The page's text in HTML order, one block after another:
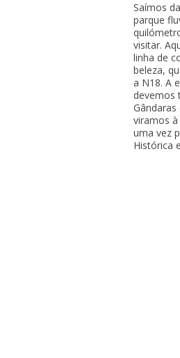
Saímos
parque
visitar.
linha de
beleza,
a N18. A
devemos
viramos
uma vez
Histórica